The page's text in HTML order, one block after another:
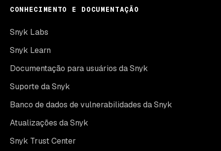
CONHECIMENTO E DOCUMENTAÇÃO
Snyk Labs
Snyk Learn
Documentação para usuários da Snyk
Suporte da Snyk
Banco de dados de vulnerabilidades da Snyk
Atualizações da Snyk
Snyk Trust Center